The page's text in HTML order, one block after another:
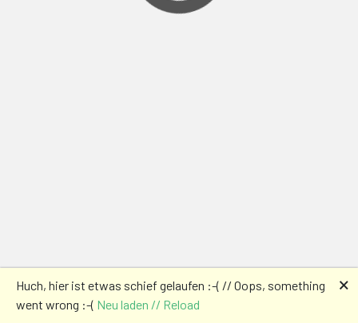
Huch, hier ist etwas schief gelaufen :-( // Oops, something
went wrong :-( Neu laden // Reload
🗙